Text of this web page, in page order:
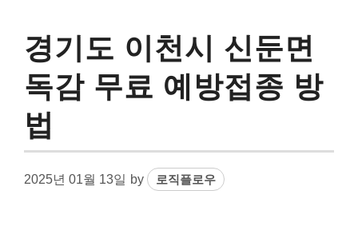
경기도 이천시 신둔면
독감 무료 예방접종 방
법
2025년 01월 13일 by 로직플로우